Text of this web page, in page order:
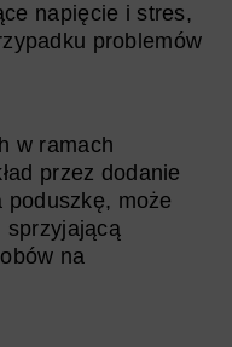
napięcie i stres,
problemów
w ramach
przez dodanie
poduszkę, może
sprzyjającą
na